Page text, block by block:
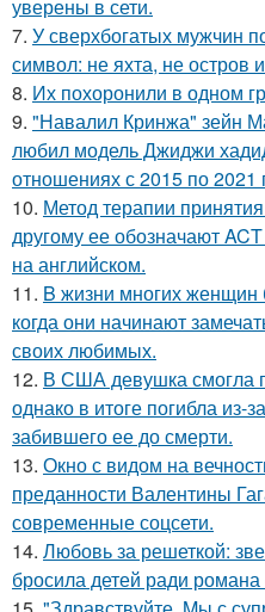
уверены в сети.
7. У сверхбогатых мужчин
символ: не яхта, не остров
8. Их похоронили в одном
9. "Навалил Кринжа" зейн
любил модель Джиджи
отношениях с 2015 по 2021
10. Метод терапии
другому ее обозначают
на английском.
11. B жизни многих
когда они начинают
своих любимых.
12. В США девушка смогла
однако в итоге погибла из-
забившего ее до смерти.
13. Окно с видом на
преданности Валентины
современные соцсети.
14. Любовь за решеткой:
бросила детей ради